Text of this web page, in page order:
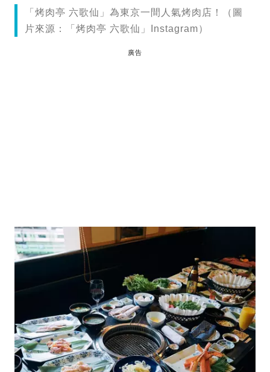
「烤肉亭 六歌仙」為東京一間人氣烤肉店！（圖
片來源：「烤肉亭 六歌仙」Instagram）
廣告